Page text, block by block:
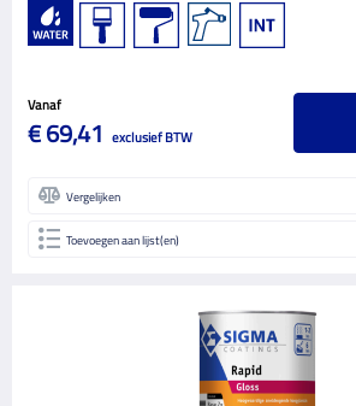
Vanaf
€ 69,41 exclusief BTW
Vergelijken
Toevoegen aan lijst(en)